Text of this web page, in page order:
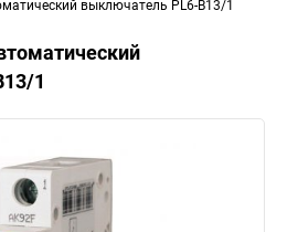
выключатель PL6-B13/1
1